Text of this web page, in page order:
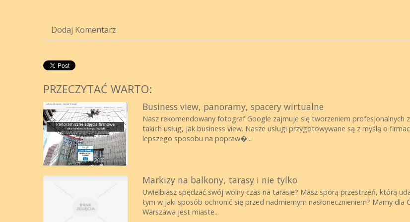
Dodaj Komentarz
PRZECZYTAĆ WARTO:
Business view, panoramy, spacery wirtualne
Nasz rekomendowany fotograf Google zajmuje się tworzeniem profesjonalnych
takich usług, jak business view. Nasze usługi przygotowywane są z myślą o
lepszego sposobu na popraw�...
Markizy na balkony, tarasy i nie tylko
Uwielbiasz spędzać swój wolny czas na tarasie? Masz sporą przestrzeń, którą
tym w jaki sposób ochronić się przed nadmiernym nasłonecznieniem? Mamy dla
Warszawa jest miaste...